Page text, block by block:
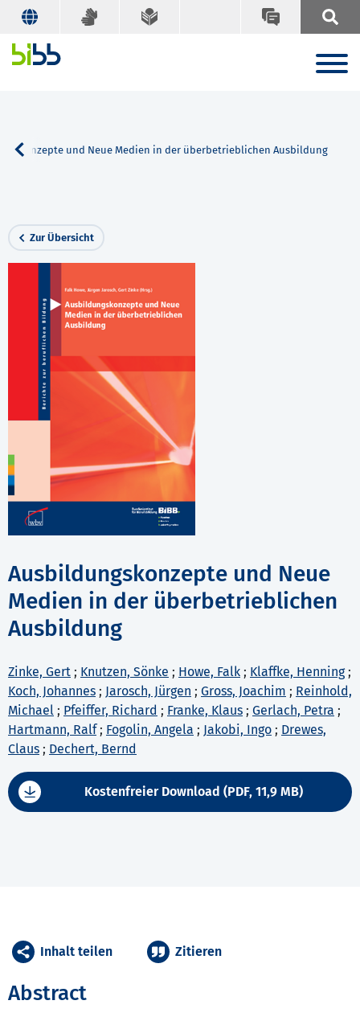
und Neue Medien in der überbetrieblichen Ausbildung
Zur Übersicht
Ausbildungskonzepte und Neue
Medien in der überbetrieblichen
Ausbildung
Zinke, Gert ; Knutzen, Sönke ; Howe, Falk ; Klaffke, Henning;
Koch, Johannes ; Jarosch, Jürgen ; Gross, Joachim ; Reinhold,
Michael ; Pfeiffer, Richard ; Franke, Klaus ; Gerlach, Petra ;
Hartmann, Ralf; Fogolin, Angela ; Jakobi, Ingo ; Drewes,
Claus ; Dechert, Bernd
Kostenfreier Download (PDF, 11,9 MB)
Abstract
Inhalt teilen Zitieren